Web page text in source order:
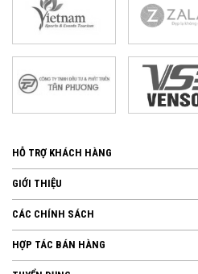
HỖ TRỢ KHÁCH HÀNG
GIỚI THIỆU
CÁC CHÍNH SÁCH
HỢP TÁC BÁN HÀNG